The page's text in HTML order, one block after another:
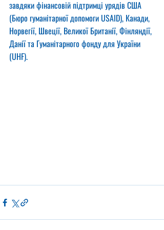
завдяки фінансовій підтримці урядів США
(Бюро гуманітарної допомоги USAID), Канади,
Норвегії, Швеції, Великої Британії, Фінляндії,
Данії та Гуманітарного фонду для України
(UHF).